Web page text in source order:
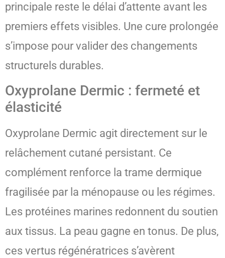
principale reste le délai d’attente avant les
premiers effets visibles. Une cure prolongée
s’impose pour valider des changements
structurels durables.
Oxyprolane Dermic : fermeté et
élasticité
Oxyprolane Dermic agit directement sur le
relâchement cutané persistant. Ce
complément renforce la trame dermique
fragilisée par la ménopause ou les régimes.
Les protéines marines redonnent du soutien
aux tissus. La peau gagne en tonus. De plus,
ces vertus régénératrices s’avèrent